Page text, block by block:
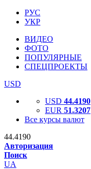
РУС
УКР
ВИДЕО
ФОТО
ПОПУЛЯРНЫЕ
СПЕЦПРОЕКТЫ
USD
USD 44.4190
EUR 51.3207
Все курсы валют
44.4190
Авторизация
Поиск
UA